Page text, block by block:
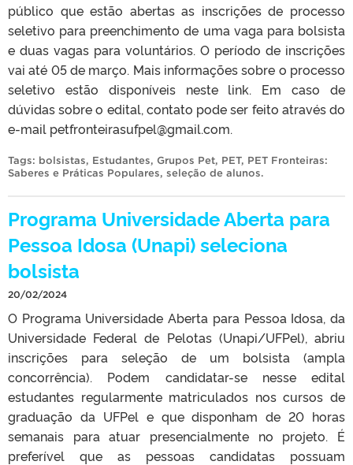
público que estão abertas as inscrições de processo
seletivo para preenchimento de uma vaga para bolsista
e duas vagas para voluntários. O período de inscrições
vai até 05 de março. Mais informações sobre o processo
seletivo estão disponíveis neste link. Em caso de
dúvidas sobre o edital, contato pode ser feito através do
e-mail petfronteirasufpel@gmail.com.
Tags: bolsistas, Estudantes, Grupos Pet, PET, PET Fronteiras:
Saberes e Práticas Populares, seleção de alunos.
Programa Universidade Aberta para
Pessoa Idosa (Unapi) seleciona
bolsista
20/02/2024
O Programa Universidade Aberta para Pessoa Idosa, da
Universidade Federal de Pelotas (Unapi/UFPel), abriu
inscrições para seleção de um bolsista (ampla
concorrência). Podem candidatar-se nesse edital
estudantes regularmente matriculados nos cursos de
graduação da UFPel e que disponham de 20 horas
semanais para atuar presencialmente no projeto. É
preferível que as pessoas candidatas possuam